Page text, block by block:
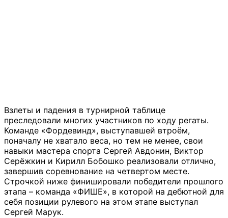
Взлеты и падения в турнирной таблице
преследовали многих участников по ходу регаты.
Команде «Фордевинд», выступавшей втроём,
поначалу не хватало веса, но тем не менее, свои
навыки мастера спорта Сергей Авдонин, Виктор
Серёжкин и Кирилл Бобошко реализовали отлично,
завершив соревнование на четвертом месте.
Строчкой ниже финишировали победители прошлого
этапа – команда «ФИШЕ», в которой на дебютной для
себя позиции рулевого на этом этапе выступал
Сергей Марук.